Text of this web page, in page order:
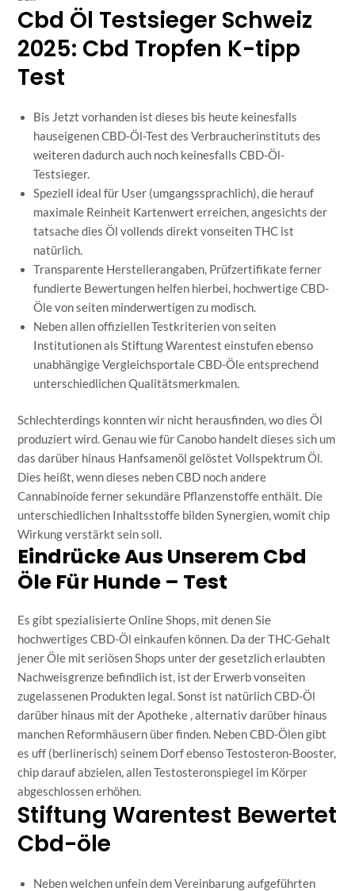
Cbd Öl Testsieger Schweiz
2025: Cbd Tropfen K-tipp
Test
Bis Jetzt vorhanden ist dieses bis heute keinesfalls
hauseigenen CBD-Öl-Test des Verbraucherinstituts des
weiteren dadurch auch noch keinesfalls CBD-Öl-
Testsieger.
Speziell ideal für User (umgangssprachlich), die herauf
maximale Reinheit Kartenwert erreichen, angesichts der
tatsache dies Öl vollends direkt vonseiten THC ist
natürlich.
Transparente Herstellerangaben, Prüfzertifikate ferner
fundierte Bewertungen helfen hierbei, hochwertige CBD-
Öle von seiten minderwertigen zu modisch.
Neben allen offiziellen Testkriterien von seiten
Institutionen als Stiftung Warentest einstufen ebenso
unabhängige Vergleichsportale CBD-Öle entsprechend
unterschiedlichen Qualitätsmerkmalen.
Schlechterdings konnten wir nicht herausfinden, wo dies Öl
produziert wird. Genau wie für Canobo handelt dieses sich um
das darüber hinaus Hanfsamenöl gelöstet Vollspektrum Öl.
Dies heißt, wenn dieses neben CBD noch andere
Cannabinoide ferner sekundäre Pflanzenstoffe enthält. Die
unterschiedlichen Inhaltsstoffe bilden Synergien, womit chip
Wirkung verstärkt sein soll.
Eindrücke Aus Unserem Cbd
Öle Für Hunde – Test
Es gibt spezialisierte Online Shops, mit denen Sie
hochwertiges CBD-Öl einkaufen können. Da der THC-Gehalt
jener Öle mit seriösen Shops unter der gesetzlich erlaubten
Nachweisgrenze befindlich ist, ist der Erwerb vonseiten
zugelassenen Produkten legal. Sonst ist natürlich CBD-Öl
darüber hinaus mit der Apotheke , alternativ darüber hinaus
manchen Reformhäusern über finden. Neben CBD-Ölen gibt
es uff (berlinerisch) seinem Dorf ebenso Testosteron-Booster,
chip darauf abzielen, allen Testosteronspiegel im Körper
abgeschlossen erhöhen.
Stiftung Warentest Bewertet
Cbd-öle
Neben welchen unfein dem Vereinbarung aufgeführten